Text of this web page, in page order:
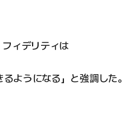
ィデリティは
ようになる」と強調した。